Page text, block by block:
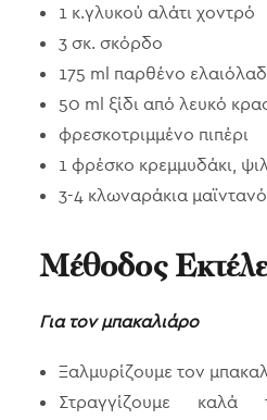
1 κ.γλυκού αλάτι χοντρό
3 σκ. σκόρδο
175 ml παρθένο
50 ml ξίδι από λευκό
φρεσκοτριμμένο πιπέρι
1 φρέσκο κρεμμυδάκι,
3-4 κλωναράκια
Μέθοδος
Για τον μπακαλιάρο
Ξαλμυρίζουμε τον
Στραγγίζουμε